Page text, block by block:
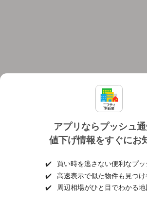
アプリならプッシュ
値下げ情報をすぐにお
✔️
買い時を逃さない便利なプ
✔️
高速表示で似た物件も見つ
✔️
周辺相場がひと目でわかる
個人情報保護ポリシー 利
ヘルプ・お問い合わせ 採